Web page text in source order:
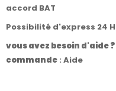
accord BAT
Possibilité d'express 24
vous avez besoin d'aide
commande : Aide